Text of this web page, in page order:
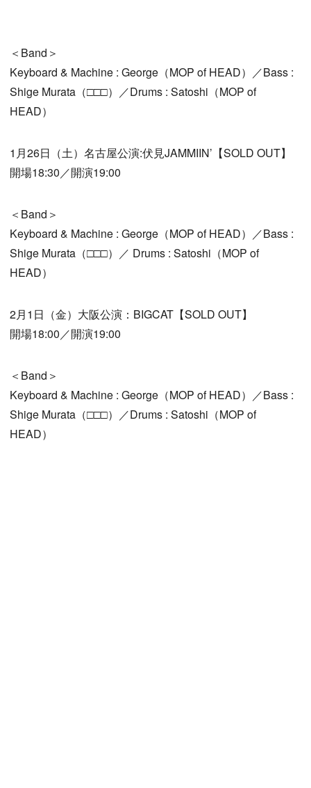
＜Band＞
Keyboard & Machine : George（MOP of HEAD）／Bass :
Shige Murata（□□□）／Drums : Satoshi（MOP of
HEAD）
1月26日（土）名古屋公演:伏見JAMMIIN’【SOLD OUT】
開場18:30／開演19:00
＜Band＞
Keyboard & Machine : George（MOP of HEAD）／Bass :
Shige Murata（□□□）／ Drums : Satoshi（MOP of
HEAD）
2月1日（金）大阪公演：BIGCAT【SOLD OUT】
開場18:00／開演19:00
＜Band＞
Keyboard & Machine : George（MOP of HEAD）／Bass :
Shige Murata（□□□）／Drums : Satoshi（MOP of
HEAD）